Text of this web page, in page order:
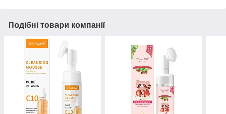
Подібні товари компанії